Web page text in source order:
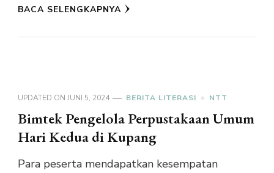
BACA SELENGKAPNYA
UPDATED ON JUNI 5, 2024 BERITA LITERASI NTT
Bimtek Pengelola Perpustakaan Umum
Hari Kedua di Kupang
Para peserta mendapatkan kesempatan